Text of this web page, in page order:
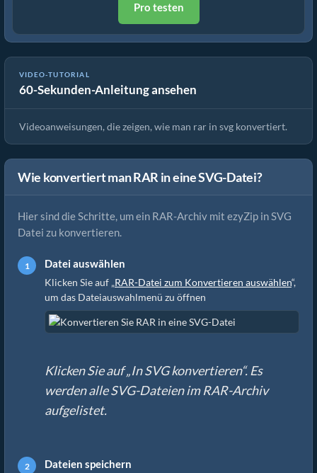
Pro testen
VIDEO-TUTORIAL
60-Sekunden-Anleitung ansehen
So konvertieren Sie Rar in eine Originaldatei (Einfache Anleitung)
Videoanweisungen, die zeigen, wie man rar in svg konvertiert.
Wie konvertiert man RAR in eine SVG-Datei?
Hier sind die Schritte, um ein RAR-Archiv mit ezyZip in SVG
Datei zu konvertieren.
Datei auswählen
Klicken Sie auf „RAR-Datei zum Konvertieren auswählen“,
um das Dateiauswahlmenü zu öffnen
Klicken Sie auf „In SVG konvertieren“. Es
werden alle SVG-Dateien im RAR-Archiv
aufgelistet.
Dateien speichern